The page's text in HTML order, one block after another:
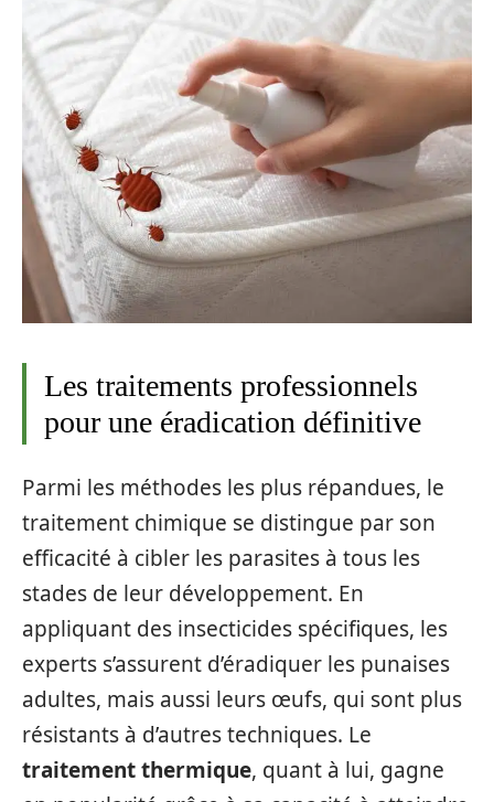
Les traitements professionnels
pour une éradication définitive
Parmi les méthodes les plus répandues, le
traitement chimique se distingue par son
efficacité à cibler les parasites à tous les
stades de leur développement. En
appliquant des insecticides spécifiques, les
experts s’assurent d’éradiquer les punaises
adultes, mais aussi leurs œufs, qui sont plus
résistants à d’autres techniques. Le
traitement thermique, quant à lui, gagne